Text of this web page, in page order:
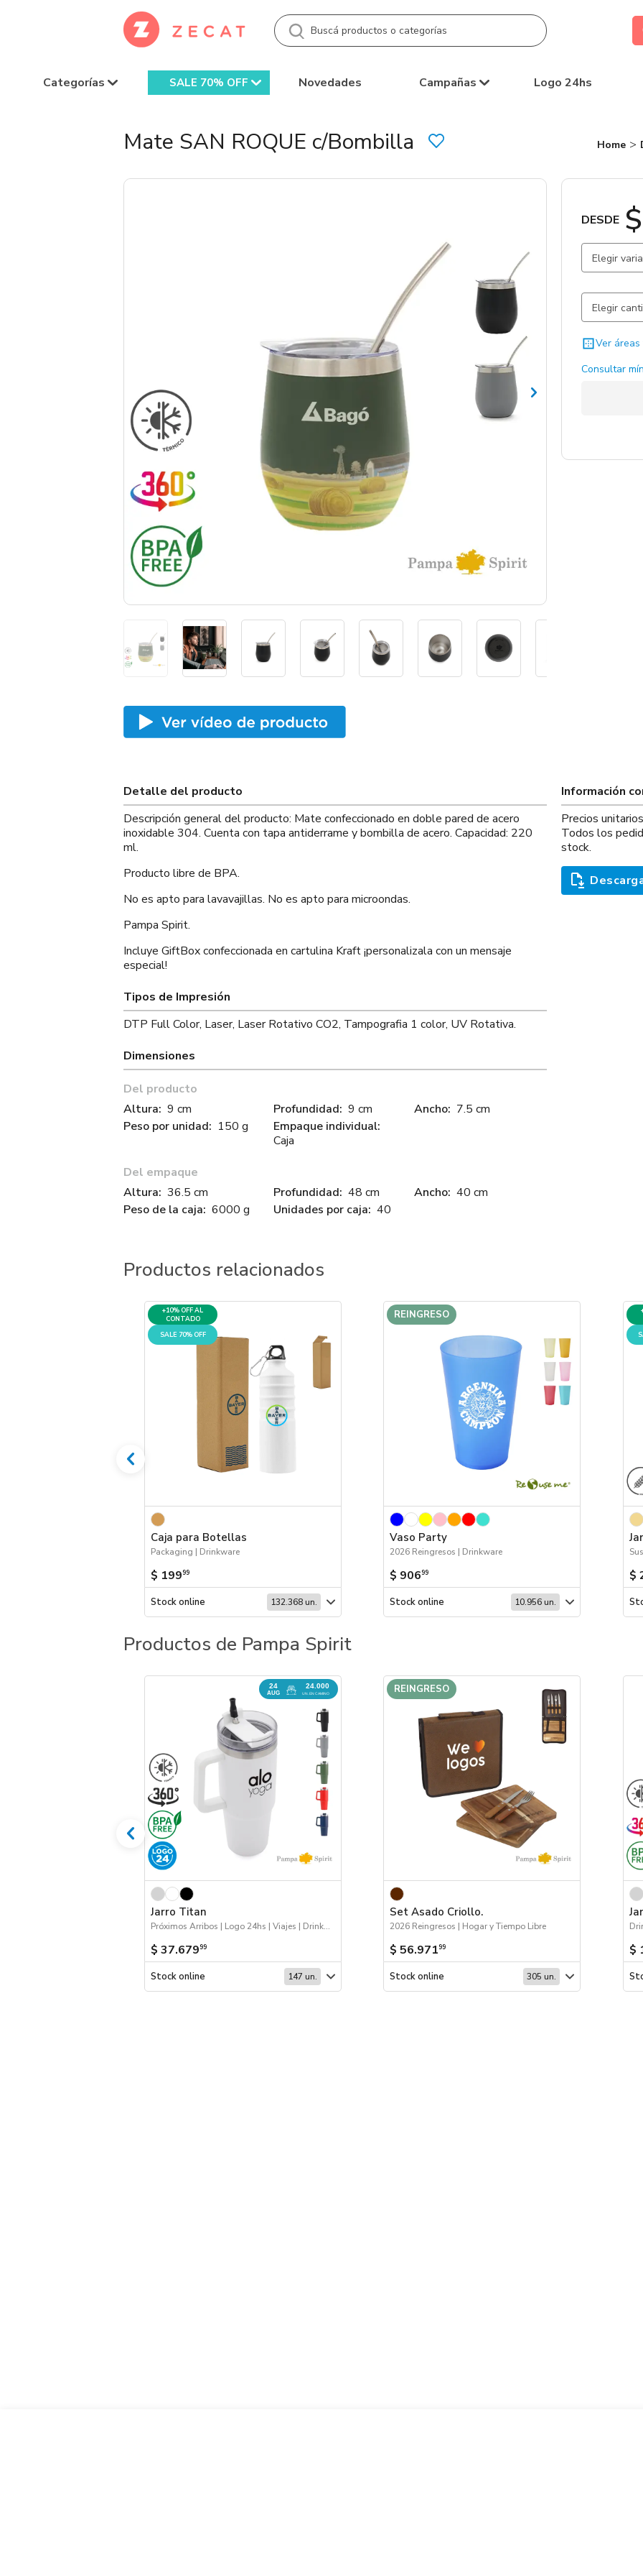
Categorías SALE 70% OFF Novedades Campañas Logo 24hs
Mate SAN ROQUE c/Bombilla Home
DESDE
Elegir
Gris
Verde /
Negro /
Ver
Consultar
Detalle del producto
Descripción general del producto: Mate confeccionado en doble pared de acero
inoxidable 304. Cuenta con tapa antiderrame y bombilla de acero. Capacidad: 220
ml.
Producto libre de BPA.
No es apto para lavavajillas. No es apto para microondas.
Pampa Spirit.
Incluye GiftBox confeccionada en cartulina Kraft ¡personalizala con un mensaje
especial!
Tipos de Impresión
DTP Full Color, Laser, Laser Rotativo CO2, Tampografia 1 color, UV Rotativa.
Dimensiones
Del producto
Altura: 9 cm
Peso por unidad: 150 g
Profundidad: 9 cm
Empaque individual:
Caja
Ancho: 7.5 cm
Del empaque
Altura: 36.5 cm
Peso de la caja: 6000 g
Profundidad: 48 cm
Unidades por caja: 40
Ancho: 40 cm
Información
Precios
Todos los
stock.
Productos relacionados
+10% OFF AL
CONTADO
SALE 70% OFF
Caja para Botellas
Packaging | Drinkware
$ 19999
Stock online 132.368 un.
REINGRESO
Vaso Party
2026 Reingresos | Drinkware
$ 90699
Stock online 10.956 un.
$
Productos de Pampa Spirit
24
AUG
24.000
UN. EN CAMINO
Jarro Titan
Próximos Arribos | Logo 24hs | Viajes | Drinkware
$ 37.67999
Stock online 147 un.
REINGRESO
Set Asado Criollo.
2026 Reingresos | Hogar y Tiempo Libre
$ 56.97199
Stock online 305 un.
$